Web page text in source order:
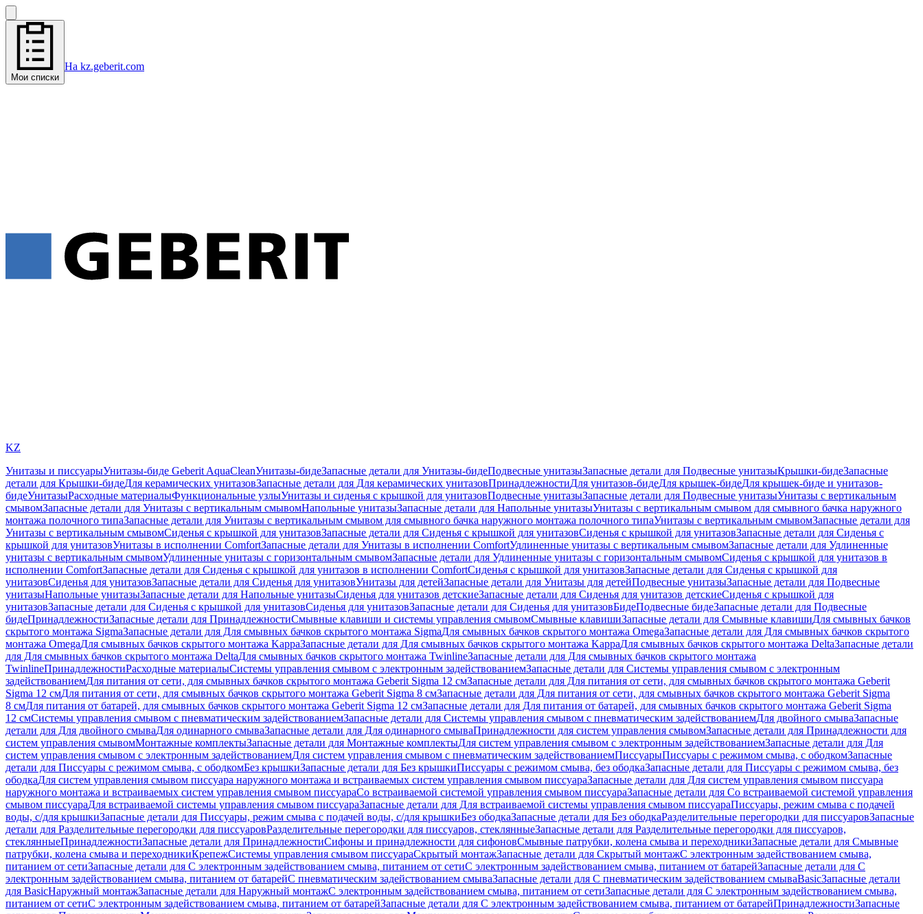
Мои списки
На kz.geberit.com
KZ
Унитазы и писсуарыУнитазы-биде Geberit AquaCleanУнитазы-бидеЗапасные детали для Унитазы-бидеПодвесные унитазыЗапасные детали для Подвесные унитазыКрышки-бидеЗапасные
детали для Крышки-бидеДля керамических унитазовЗапасные детали для Для керамических унитазовПринадлежностиДля унитазов-бидеДля крышек-бидеДля крышек-биде и унитазов-
бидеУнитазыРасходные материалыФункциональные узлыУнитазы и сиденья с крышкой для унитазовПодвесные унитазыЗапасные детали для Подвесные унитазыУнитазы с вертикальным
смывомЗапасные детали для Унитазы с вертикальным смывомНапольные унитазыЗапасные детали для Напольные унитазыУнитазы с вертикальным смывом для смывного бачка наружного
монтажа полочного типаЗапасные детали для Унитазы с вертикальным смывом для смывного бачка наружного монтажа полочного типаУнитазы с вертикальным смывомЗапасные детали для
Унитазы с вертикальным смывомСиденья с крышкой для унитазовЗапасные детали для Сиденья с крышкой для унитазовСиденья с крышкой для унитазовЗапасные детали для Сиденья с
крышкой для унитазовУнитазы в исполнении ComfortЗапасные детали для Унитазы в исполнении ComfortУдлиненные унитазы с вертикальным смывомЗапасные детали для Удлиненные
унитазы с вертикальным смывомУдлиненные унитазы с горизонтальным смывомЗапасные детали для Удлиненные унитазы с горизонтальным смывомСиденья с крышкой для унитазов в
исполнении ComfortЗапасные детали для Сиденья с крышкой для унитазов в исполнении ComfortСиденья с крышкой для унитазовЗапасные детали для Сиденья с крышкой для
унитазовСиденья для унитазовЗапасные детали для Сиденья для унитазовУнитазы для детейЗапасные детали для Унитазы для детейПодвесные унитазыЗапасные детали для Подвесные
унитазыНапольные унитазыЗапасные детали для Напольные унитазыСиденья для унитазов детскиеЗапасные детали для Сиденья для унитазов детскиеСиденья с крышкой для
унитазовЗапасные детали для Сиденья с крышкой для унитазовСиденья для унитазовЗапасные детали для Сиденья для унитазовБидеПодвесные бидеЗапасные детали для Подвесные
бидеПринадлежностиЗапасные детали для ПринадлежностиСмывные клавиши и системы управления смывомСмывные клавишиЗапасные детали для Смывные клавишиДля смывных бачков
скрытого монтажа SigmaЗапасные детали для Для смывных бачков скрытого монтажа SigmaДля смывных бачков скрытого монтажа OmegaЗапасные детали для Для смывных бачков скрытого
монтажа OmegaДля смывных бачков скрытого монтажа KappaЗапасные детали для Для смывных бачков скрытого монтажа KappaДля смывных бачков скрытого монтажа DeltaЗапасные детали
для Для смывных бачков скрытого монтажа DeltaДля смывных бачков скрытого монтажа TwinlineЗапасные детали для Для смывных бачков скрытого монтажа
TwinlineПринадлежностиРасходные материалыСистемы управления смывом с электронным задействованиемЗапасные детали для Системы управления смывом с электронным
задействованиемДля питания от сети, для смывных бачков скрытого монтажа Geberit Sigma 12 смЗапасные детали для Для питания от сети, для смывных бачков скрытого монтажа Geberit
Sigma 12 смДля питания от сети, для смывных бачков скрытого монтажа Geberit Sigma 8 смЗапасные детали для Для питания от сети, для смывных бачков скрытого монтажа Geberit Sigma
8 смДля питания от батарей, для смывных бачков скрытого монтажа Geberit Sigma 12 смЗапасные детали для Для питания от батарей, для смывных бачков скрытого монтажа Geberit Sigma
12 смСистемы управления смывом с пневматическим задействованиемЗапасные детали для Системы управления смывом с пневматическим задействованиемДля двойного смываЗапасные
детали для Для двойного смываДля одинарного смываЗапасные детали для Для одинарного смываПринадлежности для систем управления смывомЗапасные детали для Принадлежности для
систем управления смывомМонтажные комплектыЗапасные детали для Монтажные комплектыДля систем управления смывом с электронным задействованиемЗапасные детали для Для
систем управления смывом с электронным задействованиемДля систем управления смывом с пневматическим задействованиемПиссуарыПиссуары с режимом смыва, с ободкомЗапасные
детали для Писсуары с режимом смыва, с ободкомБез крышкиЗапасные детали для Без крышкиПиссуары с режимом смыва, без ободкаЗапасные детали для Писсуары с режимом смыва, без
ободкаДля систем управления смывом писсуара наружного монтажа и встраиваемых систем управления смывом писсуараЗапасные детали для Для систем управления смывом писсуара
наружного монтажа и встраиваемых систем управления смывом писсуараСо встраиваемой системой управления смывом писсуараЗапасные детали для Со встраиваемой системой управления
смывом писсуараДля встраиваемой системы управления смывом писсуараЗапасные детали для Для встраиваемой системы управления смывом писсуараПиссуары, режим смыва с подачей
воды, с/для крышкиЗапасные детали для Писсуары, режим смыва с подачей воды, с/для крышкиБез ободкаЗапасные детали для Без ободкаРазделительные перегородки для писсуаровЗапасные
детали для Разделительные перегородки для писсуаровРазделительные перегородки для писсуаров, стеклянныеЗапасные детали для Разделительные перегородки для писсуаров,
стеклянныеПринадлежностиЗапасные детали для ПринадлежностиСифоны и принадлежности для сифоновСмывные патрубки, колена смыва и переходникиЗапасные детали для Смывные
патрубки, колена смыва и переходникиКрепежСистемы управления смывом писсуараСкрытый монтажЗапасные детали для Скрытый монтажС электронным задействованием смыва,
питанием от сетиЗапасные детали для С электронным задействованием смыва, питанием от сетиС электронным задействованием смыва, питанием от батарейЗапасные детали для С
электронным задействованием смыва, питанием от батарейС пневматическим задействованием смываЗапасные детали для С пневматическим задействованием смываBasicЗапасные детали
для BasicНаружный монтажЗапасные детали для Наружный монтажС электронным задействованием смыва, питанием от сетиЗапасные детали для С электронным задействованием смыва,
питанием от сетиС электронным задействованием смыва, питанием от батарейЗапасные детали для С электронным задействованием смыва, питанием от батарейПринадлежностиЗапасные